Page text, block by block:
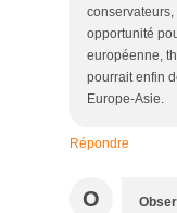
opportunité
européenne,
pourrait enfin
Europe-Asie.
Répondre
O